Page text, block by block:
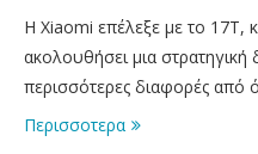
Η Xiaomi επέλεξε με το 17Τ,
ακολουθήσει μια
περισσότερες διαφορές από
Περισσοτερα